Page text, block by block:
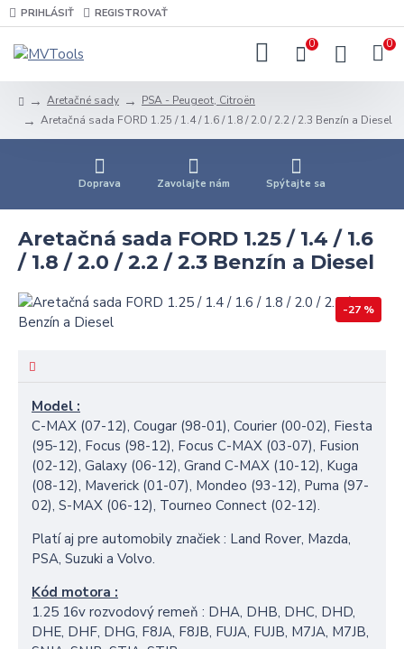
PRIHLÁSIŤ REGISTROVAŤ
0 0
Aretačné sady
PSA - Peugeot, Citroën
Aretačná sada FORD 1.25 / 1.4 / 1.6 / 1.8 / 2.0 / 2.2 / 2.3 Benzín a Diesel
Doprava Zavolajte nám Spýtajte sa
Aretačná sada FORD 1.25 / 1.4 / 1.6
/ 1.8 / 2.0 / 2.2 / 2.3 Benzín a Diesel
-27 %
Model :
C-MAX (07-12), Cougar (98-01), Courier (00-02), Fiesta
(95-12), Focus (98-12), Focus C-MAX (03-07), Fusion
(02-12), Galaxy (06-12), Grand C-MAX (10-12), Kuga
(08-12), Maverick (01-07), Mondeo (93-12), Puma (97-
02), S-MAX (06-12), Tourneo Connect (02-12).
Platí aj pre automobily značiek : Land Rover, Mazda,
PSA, Suzuki a Volvo.
Kód motora :
1.25 16v rozvodový remeň : DHA, DHB, DHC, DHD,
DHE, DHF, DHG, F8JA, F8JB, FUJA, FUJB, M7JA, M7JB,